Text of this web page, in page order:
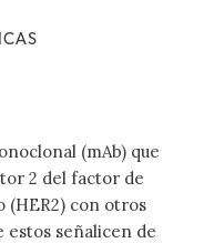
(mAb) que
2 del factor de
con otros
estos señalicen de